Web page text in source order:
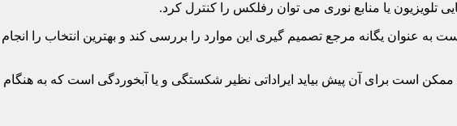
عنوان یگانه مرجع تصمیم گیری این موارد را بررسی کند و بهترین انتخاب را انجام
است برای آن پیش بیاید ایراداتی نظیر شکستگی و یا آبخوردگی است که به هنگام